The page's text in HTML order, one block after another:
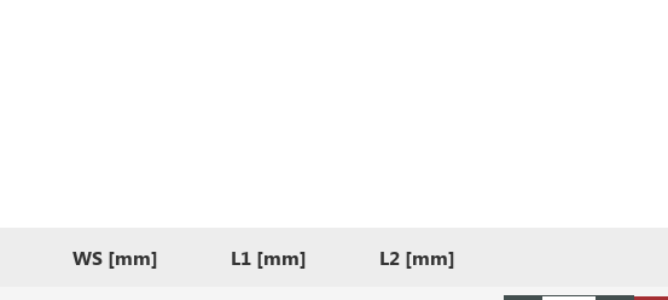
WS [mm] L1 [mm] L2 [mm]